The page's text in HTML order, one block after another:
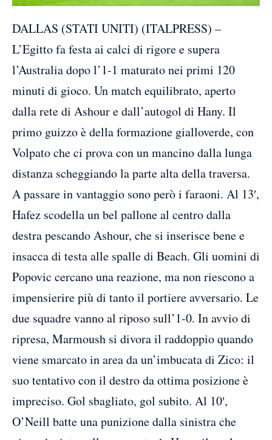
DALLAS (STATI UNITI) (ITALPRESS) –
L’Egitto fa festa ai calci di rigore e supera
l’Australia dopo l’1-1 maturato nei primi 120
minuti di gioco. Un match equilibrato, aperto
dalla rete di Ashour e dall’autogol di Hany. Il
primo guizzo è della formazione gialloverde, con
Volpato che ci prova con un mancino dalla lunga
distanza scheggiando la parte alta della traversa.
A passare in vantaggio sono però i faraoni. Al 13′,
Hafez scodella un bel pallone al centro dalla
destra pescando Ashour, che si inserisce bene e
insacca di testa alle spalle di Beach. Gli uomini di
Popovic cercano una reazione, ma non riescono a
impensierire più di tanto il portiere avversario. Le
due squadre vanno al riposo sull’1-0. In avvio di
ripresa, Marmoush si divora il raddoppio quando
viene smarcato in area da un’imbucata di Zico: il
suo tentativo con il destro da ottima posizione è
impreciso. Gol sbagliato, gol subito. Al 10′,
O’Neill batte una punizione dalla sinistra che